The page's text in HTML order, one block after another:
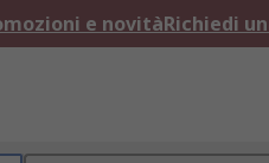
e novitàRichiedi